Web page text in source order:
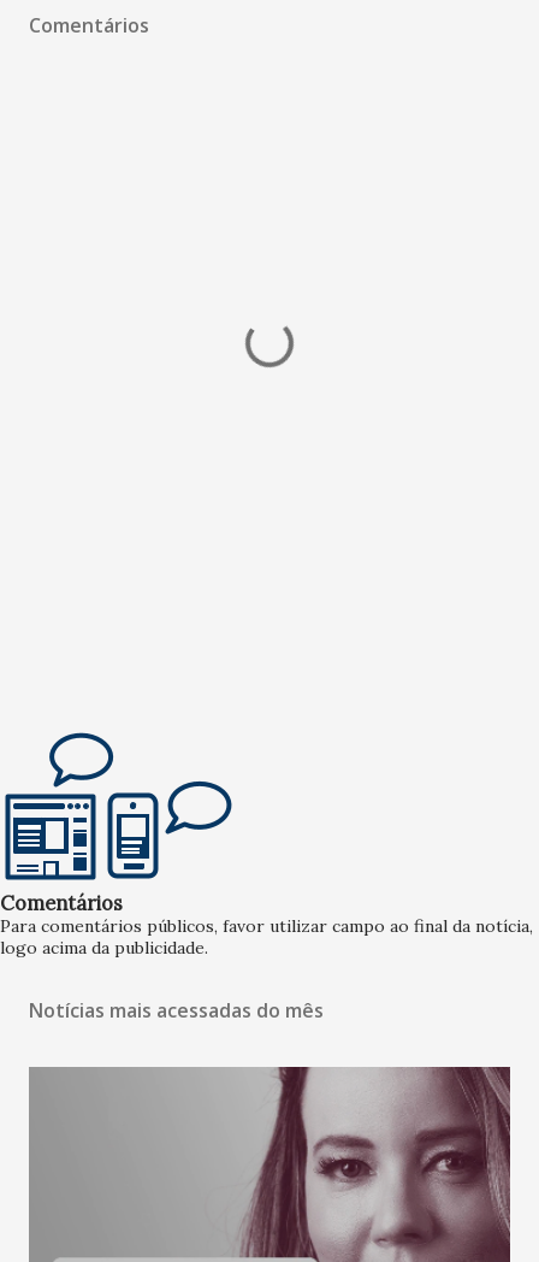
Comentários
Comentários
Para comentários públicos, favor utilizar campo ao final da notícia,
logo acima da publicidade.
Notícias mais acessadas do mês